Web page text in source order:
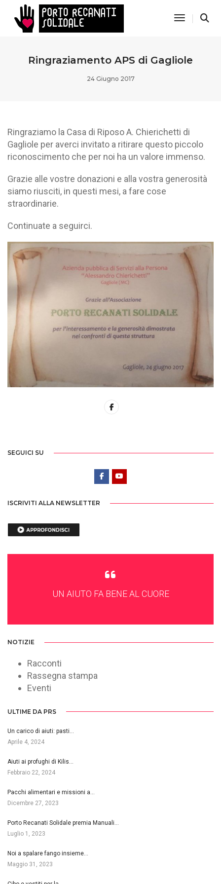
Toggle
Ringraziamento APS di Gagliole
24 Giugno 2017
Ringraziamo la Casa di Riposo A. Chierichetti di
Gagliole per averci invitato a ritirare questo piccolo
riconoscimento che per noi ha un valore immenso.
Grazie alle vostre donazioni e alla vostra generosità
siamo riusciti, in questi mesi, a fare cose
straordinarie.
Continuate a seguirci.
SEGUICI SU
ISCRIVITI ALLA NEWSLETTER
UN AIUTO FA BENE AL CUORE
NOTIZIE
Racconti
Rassegna stampa
Eventi
ULTIME DA PRS
Un carico di aiuti: pasti…
Aprile 4, 2024
Aiuti ai profughi di Kilis…
Febbraio 22, 2024
Pacchi alimentari e missioni a…
Dicembre 27, 2023
Porto Recanati Solidale premia Manuali…
Luglio 1, 2023
Noi a spalare fango insieme…
Maggio 31, 2023